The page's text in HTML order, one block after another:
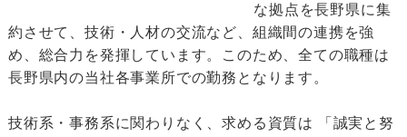
な拠点を長野県に集
約させて、技術・人材の交流など、組織間の連携を強
め、総合力を発揮しています。このため、全ての職種は
長野県内の当社各事業所での勤務となります。
技術系・事務系に関わりなく、求める資質は 「誠実と努